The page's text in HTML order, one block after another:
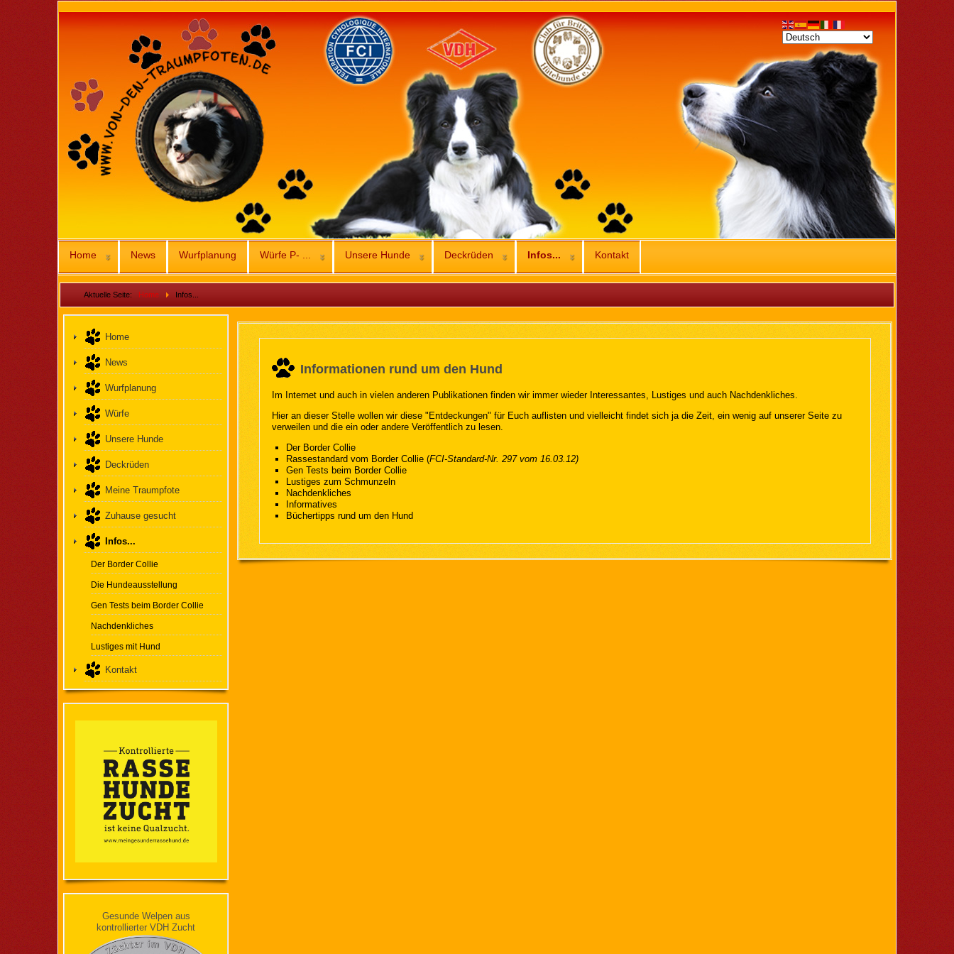
Home News Wurfplanung Würfe P- ... Unsere Hunde Deckrüden Infos... Kontakt
Aktuelle Seite: Home Infos...
Home
News
Wurfplanung
Würfe
Unsere Hunde
Deckrüden
Meine Traumpfote
Zuhause gesucht
Infos...
Der Border Collie
Die Hundeausstellung
Gen Tests beim Border Collie
Nachdenkliches
Lustiges mit Hund
Kontakt
Gesunde Welpen aus
kontrollierter VDH Zucht
Informationen rund um den Hund
Im Internet und auch in vielen anderen Publikationen finden wir immer wieder Interessantes, Lustiges und auch Nachdenkliches.
Hier an dieser Stelle wollen wir diese "Entdeckungen" für Euch auflisten und vielleicht findet sich ja die Zeit, ein wenig auf unserer Seite zu
verweilen und die ein oder andere Veröffentlich zu lesen.
Der Border Collie
Rassestandard vom Border Collie (FCI-Standard-Nr. 297 vom 16.03.12)
Gen Tests beim Border Collie
Lustiges zum Schmunzeln
Nachdenkliches
Informatives
Büchertipps rund um den Hund